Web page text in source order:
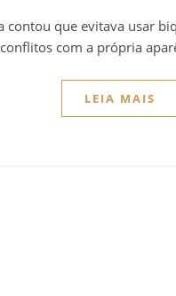
conflitos com a própria
LEIA MAIS